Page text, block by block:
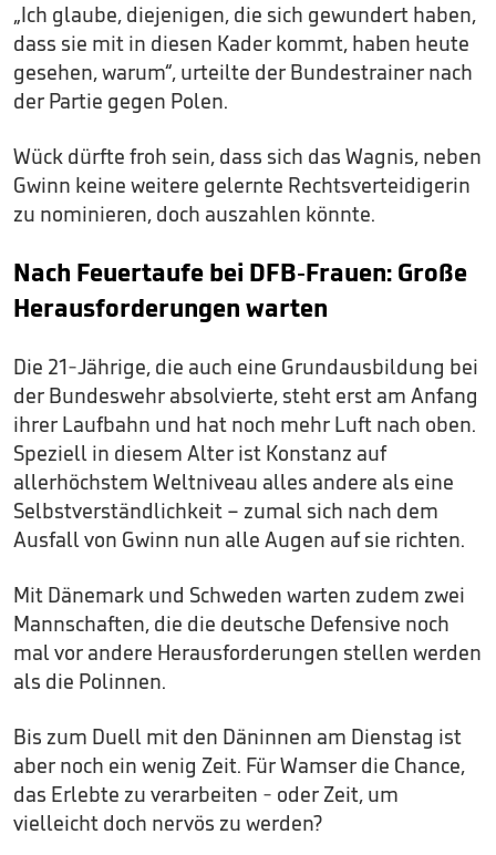
„Ich glaube, diejenigen, die sich gewundert haben,
dass sie mit in diesen Kader kommt, haben heute
gesehen, warum“, urteilte der Bundestrainer nach
der Partie gegen Polen.
Wück dürfte froh sein, dass sich das Wagnis, neben
Gwinn keine weitere gelernte Rechtsverteidigerin
zu nominieren, doch auszahlen könnte.
Nach Feuertaufe bei DFB-Frauen: Große
Herausforderungen warten
Die 21-Jährige, die auch eine Grundausbildung bei
der Bundeswehr absolvierte, steht erst am Anfang
ihrer Laufbahn und hat noch mehr Luft nach oben.
Speziell in diesem Alter ist Konstanz auf
allerhöchstem Weltniveau alles andere als eine
Selbstverständlichkeit – zumal sich nach dem
Ausfall von Gwinn nun alle Augen auf sie richten.
Mit Dänemark und Schweden warten zudem zwei
Mannschaften, die die deutsche Defensive noch
mal vor andere Herausforderungen stellen werden
als die Polinnen.
Bis zum Duell mit den Däninnen am Dienstag ist
aber noch ein wenig Zeit. Für Wamser die Chance,
das Erlebte zu verarbeiten - oder Zeit, um
vielleicht doch nervös zu werden?